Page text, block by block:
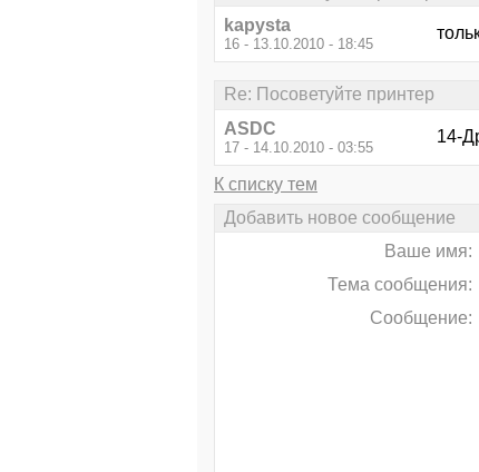
kapysta
16 - 13.10.2010 - 18:45
Re: Посоветуйте принтер
ASDC
17 - 14.10.2010 - 03:55
14-
К списку тем
Добавить новое сообщение
Ваше имя:
Тема сообщения:
Сообщение: